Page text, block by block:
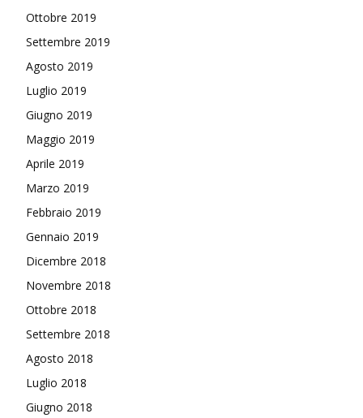
Ottobre 2019
Settembre 2019
Agosto 2019
Luglio 2019
Giugno 2019
Maggio 2019
Aprile 2019
Marzo 2019
Febbraio 2019
Gennaio 2019
Dicembre 2018
Novembre 2018
Ottobre 2018
Settembre 2018
Agosto 2018
Luglio 2018
Giugno 2018